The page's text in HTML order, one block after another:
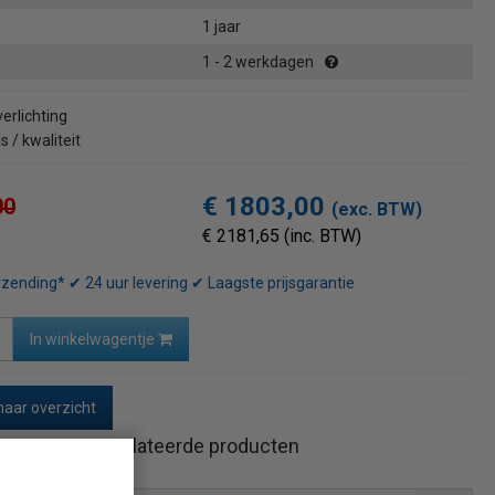
1 jaar
1 - 2 werkdagen
/ kwaliteit
€ 1803,00 (exc. BTW)
€ 2181,65 (inc. BTW)
✔ 24 uur levering ✔ Laagste prijsgarantie
In winkelwagentje
overzicht
Gerelateerde producten